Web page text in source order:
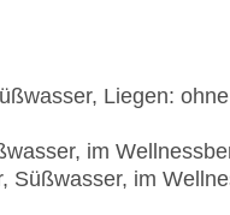
Liegen:
im
Süßwasser, im